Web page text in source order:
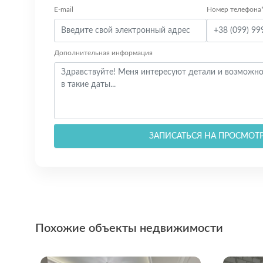
E-mail Номер
Дополнительная информация
ЗАПИСАТЬСЯ НА
Похожие объекты недвижимости